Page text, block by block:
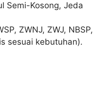
Semi-Kosong, Jeda
ZWNJ, ZWJ, NBSP,
sesuai kebutuhan).